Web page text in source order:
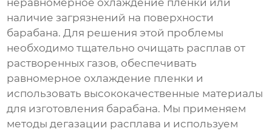
неравномерное охлаждение пленки или
наличие загрязнений на поверхности
барабана. Для решения этой проблемы
необходимо тщательно очищать расплав от
растворенных газов, обеспечивать
равномерное охлаждение пленки и
использовать высококачественные материалы
для изготовления барабана. Мы применяем
методы дегазации расплава и используем